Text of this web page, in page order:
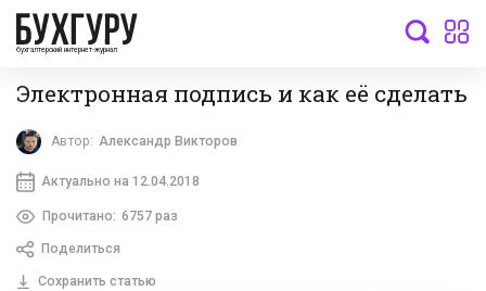
бухгалтерский интернет-журнал
Электронная подпись и как её сделать
Автор: Александр Викторов
Актуально на 12.04.2018
Прочитано: 6757 раз
Поделиться
Сохранить статью